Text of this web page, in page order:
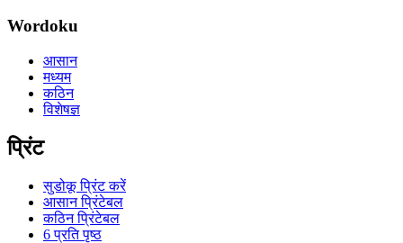
Wordoku
आसान
मध्यम
कठिन
विशेषज्ञ
प्रिंट
सुडोकू प्रिंट करें
आसान प्रिंटेबल
कठिन प्रिंटेबल
6 प्रति पृष्ठ